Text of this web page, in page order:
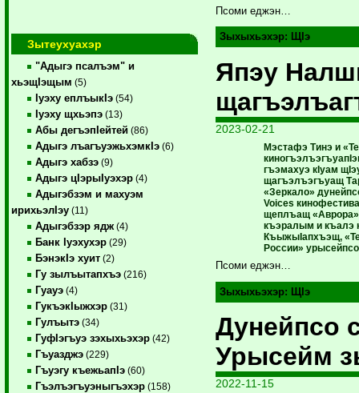
Зытеухуахэр
"Адыгэ псалъэм" и
хьэщIэщым (5)
Iуэху еплъыкIэ (54)
Iуэху щхьэпэ (13)
Абы дегъэпIейтей (86)
Адыгэ лъагъуэжьхэмкIэ (6)
Адыгэ хабзэ (9)
Адыгэ цIэрыIуэхэр (4)
Адыгэбзэм и махуэм
ирихьэлIэу (11)
Адыгэбзэр ядж (4)
Банк Iуэхухэр (29)
БэнэкIэ хуит (2)
Гу зылъытапхъэ (216)
Гуауэ (4)
ГукъэкIыжхэр (31)
Гулъытэ (34)
ГуфIэгъуэ зэхыхьэхэр (42)
Гъуазджэ (229)
Гъуэгу къежьапIэ (60)
Гъэлъэгъуэныгъэхэр (158)
Псоми еджэн…
Зыхыхьэхэр: ЩIэ
Япэу
2023-02-21
Мэстафэ Тинэ и
гъэмахуэ кIуам
щагъэлъэгъуащ
«Зеркало»
Voices
щеплъащ
къэралым и къалэ
КъыжыIапхъэщ,
России»
Псоми еджэн…
Зыхыхьэхэр: ЩIэ
Дунейпсо
Урысейм
2022-11-15